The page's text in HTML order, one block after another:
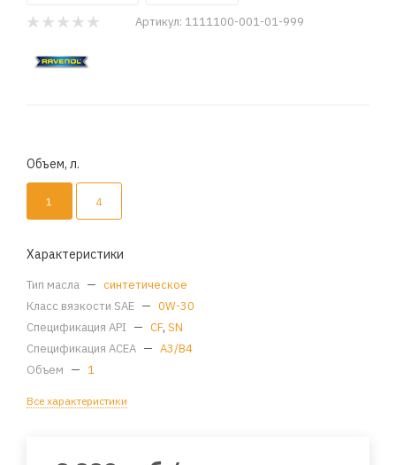
Артикул: 1111100-001-01-999
Объем, л.
1 4
Характеристики
Тип масла — синтетическое
Класс вязкости SAE — 0W-30
Спецификация API — CF, SN
Спецификация ACEA — A3/B4
Объем — 1
Все характеристики